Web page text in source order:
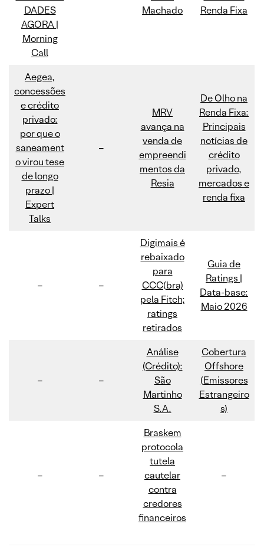
DADES
AGORA |
Morning
Call
Machado
Renda Fixa
Aegea,
concessões
e crédito
privado:
por que o
saneament
o virou tese
de longo
prazo |
Expert
Talks
–
MRV
avança na
venda de
empreendi
mentos da
Resia
De Olho na
Renda Fixa:
Principais
notícias de
crédito
privado,
mercados e
renda fixa
– –
Digimais é
rebaixado
para
CCC(bra)
pela Fitch;
ratings
retirados
Guia de
Ratings |
Data-base:
Maio 2026
– –
Análise
(Crédito):
São
Martinho
S.A.
Cobertura
Offshore
(Emissores
Estrangeiro
s)
– –
Braskem
protocola
tutela
cautelar
contra
credores
financeiros
–